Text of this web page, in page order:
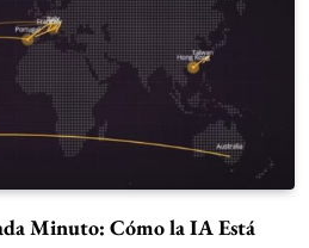
Minuto: Cómo la IA Está